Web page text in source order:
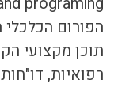
הפורום הכלכלי
תוכן מקצועי
רפואיות,